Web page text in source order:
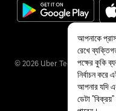
© 2026 Uber Technologies Inc.
আপনাকে
রেখে
পক্ষের কুকি
নির্বাচন
আপনার যদি
ডেটা "বিক্রয়"